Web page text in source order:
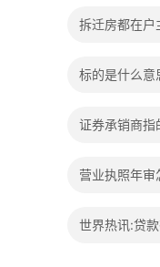
拆迁房都在户
标的是什么意
证券承销商指
营业执照年审
世界热讯:贷